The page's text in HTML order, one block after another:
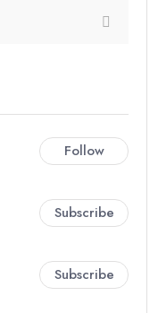
Follow
Subscribe
Subscribe